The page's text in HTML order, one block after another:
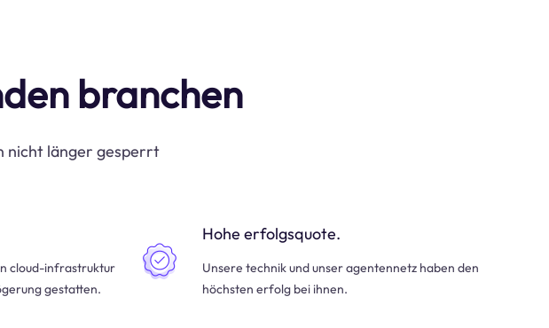
branchen
nicht länger gesperrt
cloud-infrastruktur
gestatten.
Hohe erfolgsquote.
Unsere technik und unser agentennetz haben den
höchsten erfolg bei ihnen.